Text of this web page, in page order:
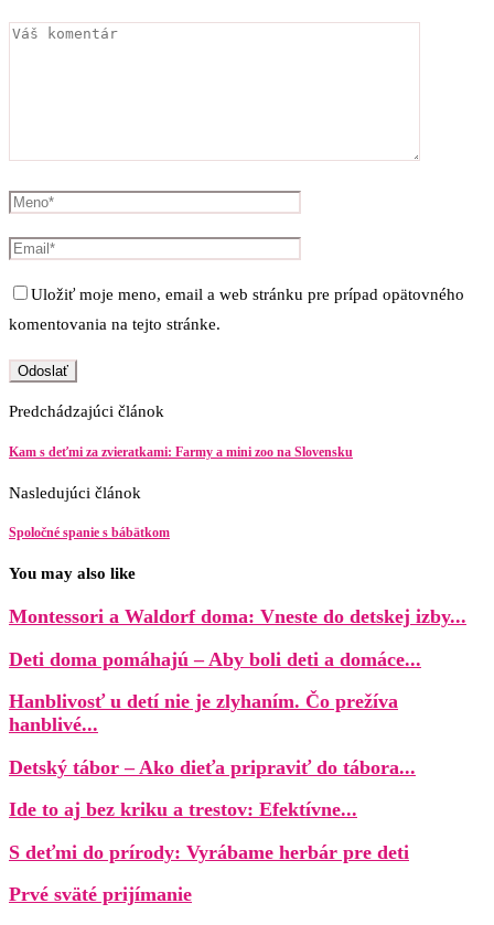
Uložiť moje meno, email a web stránku pre prípad opätovného
komentovania na tejto stránke.
Predchádzajúci článok
Kam s deťmi za zvieratkami: Farmy a mini zoo na Slovensku
Nasledujúci článok
Spoločné spanie s bábätkom
You may also like
Montessori a Waldorf doma: Vneste do detskej izby...
Deti doma pomáhajú – Aby boli deti a domáce...
Hanblivosť u detí nie je zlyhaním. Čo prežíva
hanblivé...
Detský tábor – Ako dieťa pripraviť do tábora...
Ide to aj bez kriku a trestov: Efektívne...
S deťmi do prírody: Vyrábame herbár pre deti
Prvé sväté prijímanie